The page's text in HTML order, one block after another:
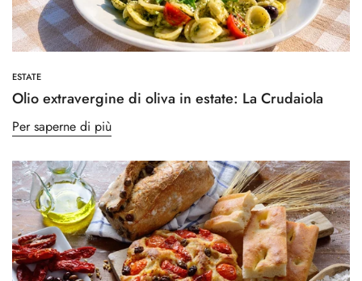
ESTATE
Olio extravergine di oliva in estate: La Crudaiola
Per saperne di più